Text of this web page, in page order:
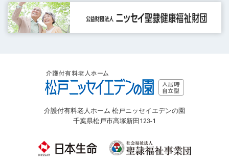
介護付有料老人ホーム 松戸ニッセイエデンの園
千葉県松戸市高塚新田123-1